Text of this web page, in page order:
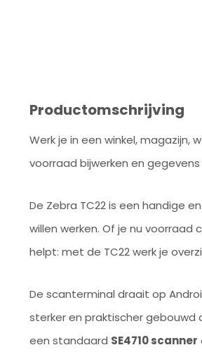
Productomschrijving
Werk je in een winkel, magazijn,
voorraad bijwerken en
De Zebra TC22 is een handige
willen werken. Of je nu
helpt: met de TC22 werk je
De scanterminal draait op
sterker en praktischer gebouwd
een standaard SE4710 scanner